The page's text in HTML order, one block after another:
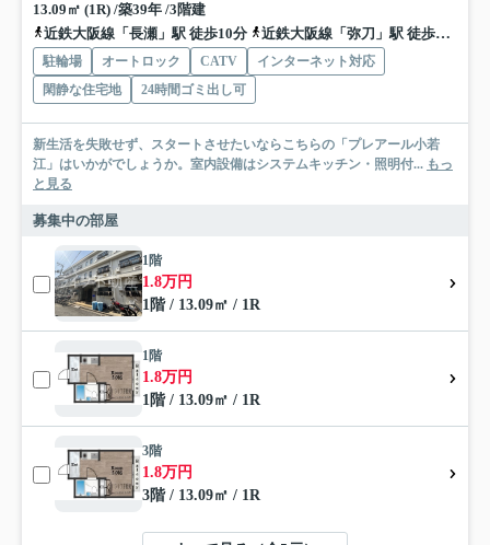
13.09㎡ (1R) /築39年 /3階建
近鉄大阪線「長瀬」駅 徒歩10分
近鉄大阪線「弥刀」駅 徒歩15分
駐輪場 オートロック CATV
インターネット対応
閑静な住宅地
24時間ゴミ出し可
新生活を失敗せず、スタートさせたいならこちらの「プレアール小若
江」はいかがでしょうか。室内設備はシステムキッチン・照明付... もっ
と見る
募集中の部屋
1階
1.8万円
1階 / 13.09㎡ / 1R
1階
1.8万円
1階 / 13.09㎡ / 1R
3階
1.8万円
3階 / 13.09㎡ / 1R